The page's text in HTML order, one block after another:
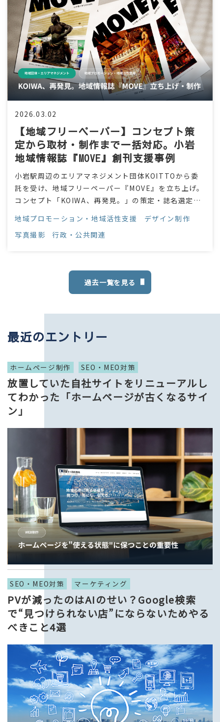
【地域フリーペーパー】コンセプト策
定から取材・制作まで一括対応。小岩
地域情報誌『MOVE』創刊支援事例
2026.03.02
小岩駅周辺のエリアマネジメント団体KOITTOから委
託を受け、地域フリーペーパー『MOVE』を立ち上げ。
コンセプト「KOIWA、再発見。」の策定・誌名選定・
程を一括支援。
地域プロモーション・地域活性支援
デザイン制作
写真撮影
行政・公共関連
過去一覧を見る
最近のエントリー
ホームページ制作 SEO・MEO対策
放置していた自社サイトをリニューアルし
てわかった「ホームページが古くなるサイ
ン」
SEO・MEO対策 マーケティング
PVが減ったのはAIのせい？Google検索
で“見つけられない店”にならないためやる
べきこと4選